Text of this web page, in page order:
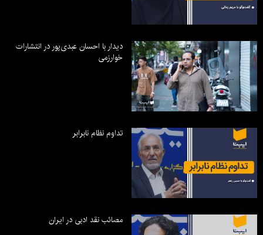
دیدار با احسان عبدی‌پور در انتشارات
خوارزمی
تداوم نظام نابرابر
مصائب نقد ادبی در ایران